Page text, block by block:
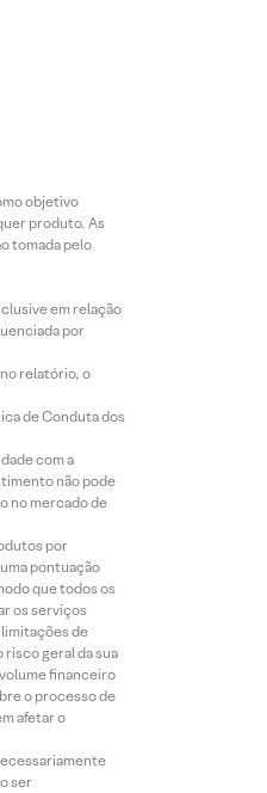
objetivo
produto. As
tomada pelo
em relação
por
relatório, o
de Conduta dos
com a
não pode
no mercado de
por
pontuação
que todos os
os serviços
de
geral da sua
financeiro
o processo de
afetar o
ser